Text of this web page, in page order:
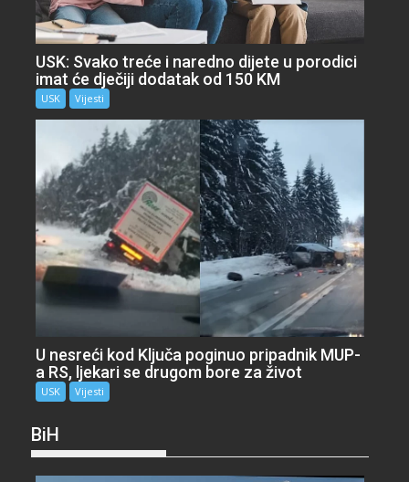
USK: Svako treće i naredno dijete u porodici
imat će dječiji dodatak od 150 KM
USK Vijesti
U nesreći kod Ključa poginuo pripadnik MUP-
a RS, ljekari se drugom bore za život
USK Vijesti
BiH